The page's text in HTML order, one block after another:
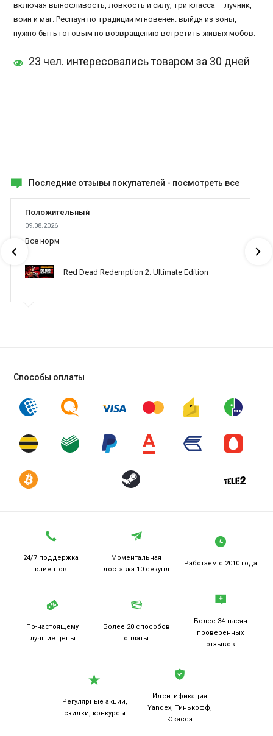
включая выносливость, ловкость и силу; три класса – лучник,
воин и маг. Респаун по традиции мгновенен: выйдя из зоны,
нужно быть готовым по возвращению встретить живых мобов.
23 чел. интересовались товаром за 30 дней
Последние отзывы покупателей - посмотреть все
Положительный
09.08.2026
Все норм
Red Dead Redemption 2: Ultimate Edition
Способы оплаты
24/7 поддержка
клиентов
Моментальная
доставка 10 секунд
Работаем с 2010 года
По-настоящему
лучшие цены
Более 20 способов
оплаты
Более 34 тысяч
проверенных
отзывов
Регулярные акции,
скидки, конкурсы
Идентификация
Yandex, Тинькофф,
Юкасса